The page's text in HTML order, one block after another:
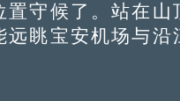
守候了。站在山
眺宝安机场与沿